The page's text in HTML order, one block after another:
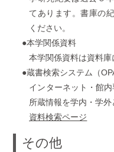
てあります。書庫の
ください。
●本学関係資料
本学関係資料は資料庫
●蔵書検索システム（
インターネット・館
所蔵情報を学内・学外
資料検索ページ
その他